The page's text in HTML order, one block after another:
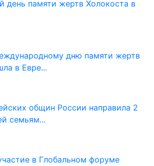
день памяти жертв Холокоста в
дню памяти жертв
в Евре...
общин России направила 2
семьям...
в Глобальном форуме